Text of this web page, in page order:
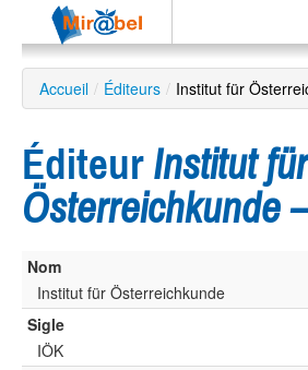
Le réseau
Soutien
Listes
Recherche
avancée
EN
ES
Accueil / Éditeurs / Institut für
Éditeur Institut für
Österreichkunde
Nom
Institut für Österreichkunde
Sigle
IÖK